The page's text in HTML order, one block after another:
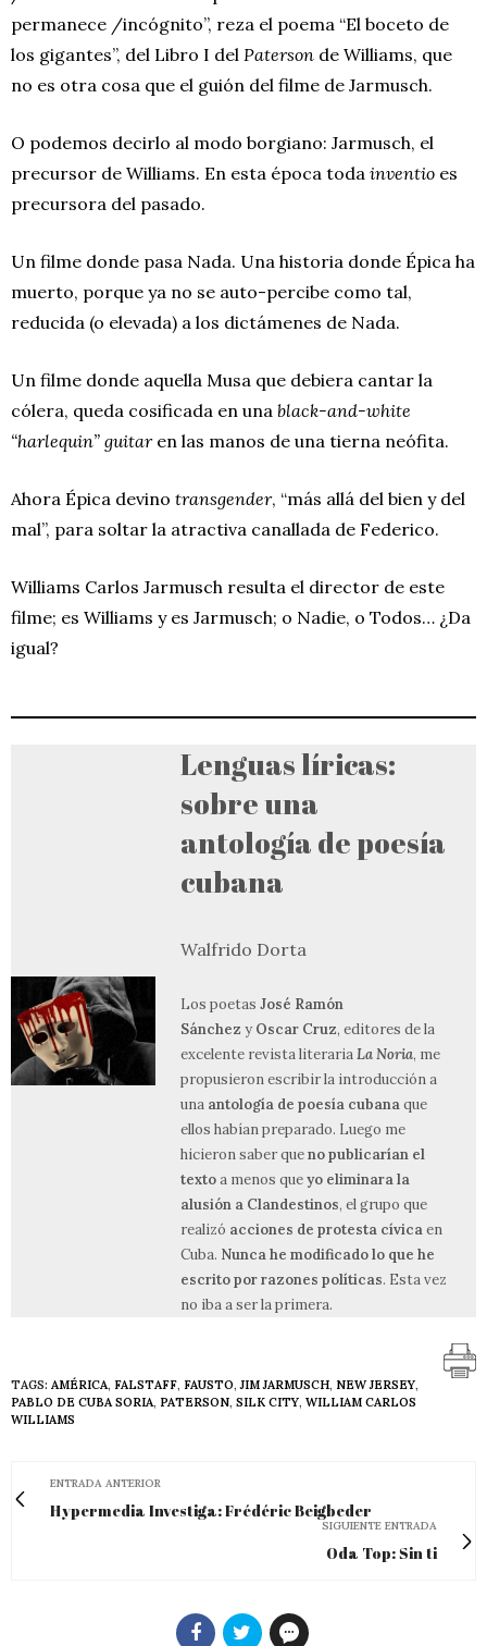
permanece /incógnito”, reza el poema “El boceto de
los gigantes”, del Libro I del Paterson de Williams, que
no es otra cosa que el guión del filme de Jarmusch.
O podemos decirlo al modo borgiano: Jarmusch, el
precursor de Williams. En esta época toda inventio es
precursora del pasado.
Un filme donde pasa Nada. Una historia donde Épica ha
muerto, porque ya no se auto-percibe como tal,
reducida (o elevada) a los dictámenes de Nada.
Un filme donde aquella Musa que debiera cantar la
cólera, queda cosificada en una black-and-white
“harlequin” guitar en las manos de una tierna neófita.
Ahora Épica devino transgender, “más allá del bien y del
mal”, para soltar la atractiva canallada de Federico.
Williams Carlos Jarmusch resulta el director de este
filme; es Williams y es Jarmusch; o Nadie, o Todos… ¿Da
igual?
Lenguas líricas:
sobre una
antología de poesía
cubana
Walfrido Dorta
Los poetasJosé Ramón
Sánchez y Oscar Cruz, editores de la
excelente revista literariaLa Noria, me
propusieron escribir la introducción a
una antología de poesía cubanaque
ellos habían preparado. Luego me
hicieron saber queno publicarían el
textoa menos queyo eliminara la
alusión a Clandestinos, el grupo que
realizó acciones de protesta cívicaen
Cuba. Nunca he modificado lo que he
escrito por razones políticas. Esta vez
no iba a ser la primera.
TAGS: AMÉRICA, FALSTAFF, FAUSTO,JIM JARMUSCH, NEW JERSEY,
PABLO DE CUBA SORIA, PATERSON, SILK CITY, WILLIAM CARLOS
WILLIAMS
ENTRADA ANTERIOR
Hypermedia Investiga: Frédéric Beigbeder
SIGUIENTE ENTRADA
Oda Top: Sin ti